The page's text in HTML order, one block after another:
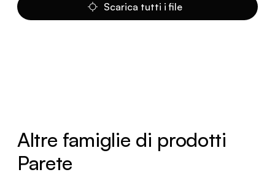
Scarica tutti i file
Altre famiglie di prodotti
Parete